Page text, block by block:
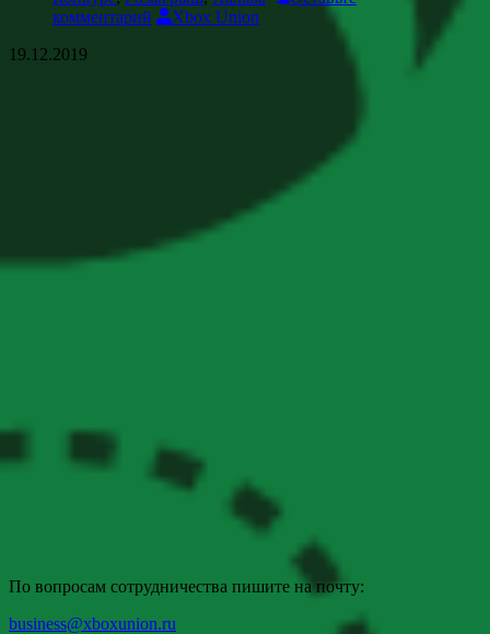
комментарий
Xbox Union
19.12.2019
По вопросам сотрудничества пишите на почту:
business@xboxunion.ru